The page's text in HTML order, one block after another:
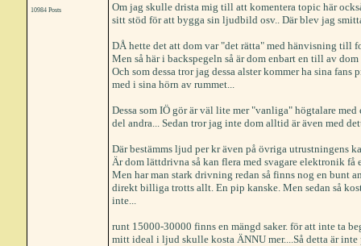
10984 Posts
Om jag skulle drista mig till att komentera topic här
sitt stöd för att bygga sin ljudbild osv.. Där blev jag
DÅ hette det att dom var "det rätta" med hänvisning till
Men så här i backspegeln så är dom enbart en till av
Och som dessa tror jag dessa alster kommer ha sina
med i sina hörn av rummet...
Dessa som IÖ gör är väl lite mer "vanliga" högtalare
del andra... Sedan tror jag inte dom alltid är även med
Där bestämms ljud per kr även på övriga utrustningens
Är dom lättdrivna så kan flera med svagare elektronik få
Men har man stark drivning redan så finns nog en bunt
direkt billiga trotts allt. En pip kanske. Men sedan så
inte...
runt 15000-30000 finns en mängd saker. för att inte ta
mitt ideal i ljud skulle kosta ÄNNU mer....Så detta är